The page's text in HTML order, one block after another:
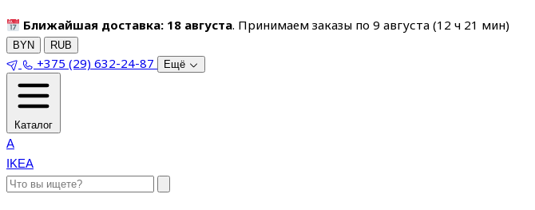
Ближайшая доставка: 18 августа. Принимаем заказы по 9 августа (12 ч 21 мин)
BYN RUB
+375 (29) 632-24-87 Ещё
Каталог
A
IKEA